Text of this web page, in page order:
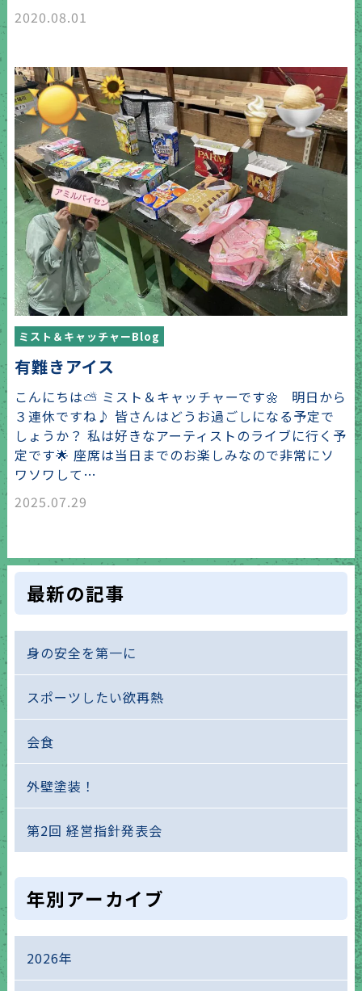
2020.08.01
ミスト＆キャッチャーBlog
有難きアイス
こんにちは⛅ ミスト＆キャッチャーです🌼 明日から
３連休ですね♪ 皆さんはどうお過ごしになる予定で
しょうか？ 私は好きなアーティストのライブに行く予
定です🌟 座席は当日までのお楽しみなので非常にソ
ワソワして…
2025.07.29
最新の記事
身の安全を第一に
スポーツしたい欲再熱
会食
外壁塗装！
第2回 経営指針発表会
年別アーカイブ
2026年